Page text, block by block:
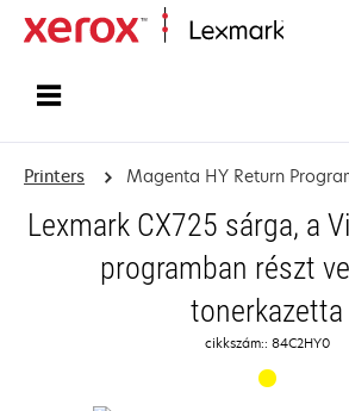
Printers Magenta HY Return
Lexmark CX725 sárga, a
programban részt
tonerkazetta
cikkszám:: 84C2HY0